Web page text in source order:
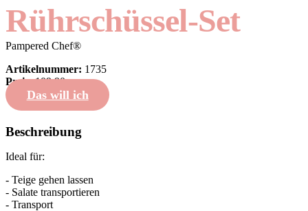
Rührschüssel-Set
Pampered Chef®
Artikelnummer: 1735
Preis:109,90
Das will ich
Beschreibung
Ideal für:
- Teige gehen lassen
- Salate transportieren
- Transport